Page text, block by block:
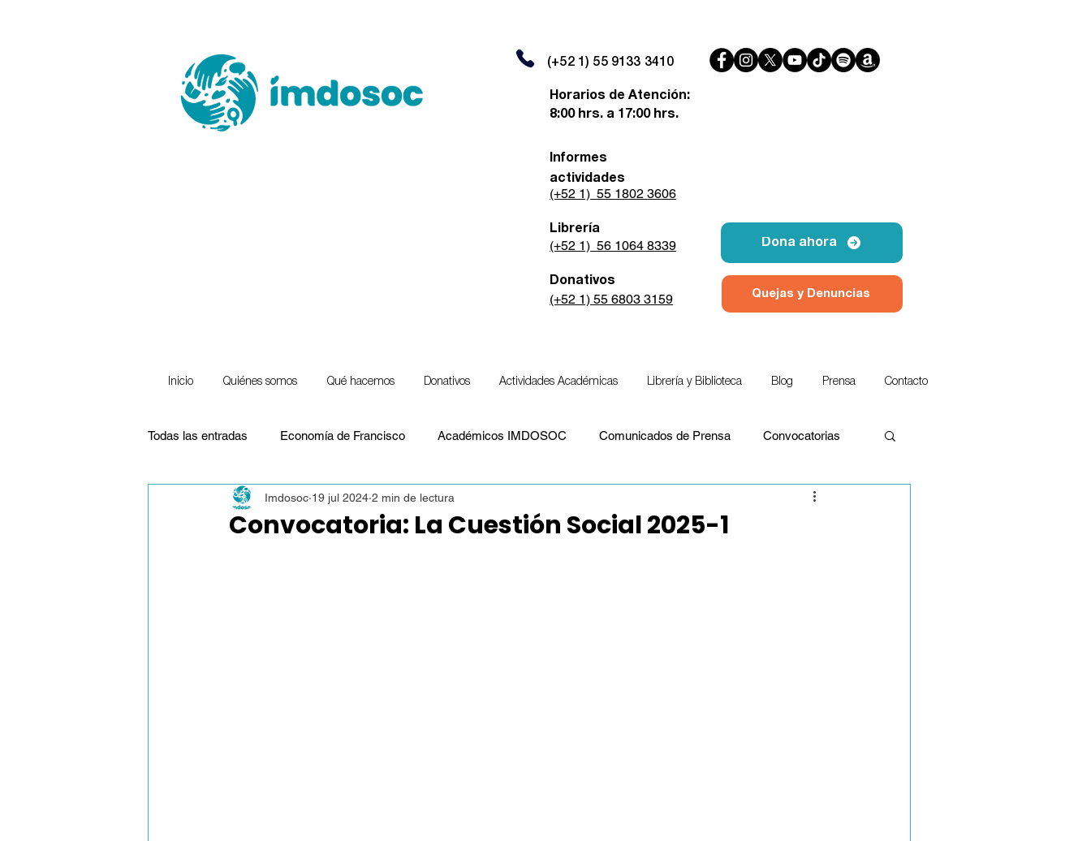
(+52 1) 55 9133 3410
Horarios de Atención:
8:00 hrs. a 17:00 hrs.
Informes
actividades
(+52 1) 55 1802 3606
Librería
(+52 1) 56 1064 8339
Donativos
(+52 1) 55 6803 3159
Dona ahora
Quejas y Denuncias
Inicio Quiénes somos Qué hacemos Donativos Actividades Académicas Librería y Biblioteca Blog Prensa Contacto
Todas las entradas Economía de Francisco Académicos IMDOSOC Comunicados de Prensa Convocatorias
Frente a la pobreza Material formativo
Convocatoria: La Cuestión Social 2025-1
Imdosoc 19 jul 2024 2 min de lectura